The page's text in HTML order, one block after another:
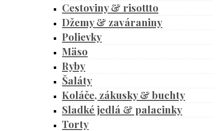
Cestoviny & risottto
Džemy & zaváraniny
Polievky
Mäso
Ryby
Šaláty
Koláče, zákusky & buchty
Sladké jedlá & palacinky
Torty